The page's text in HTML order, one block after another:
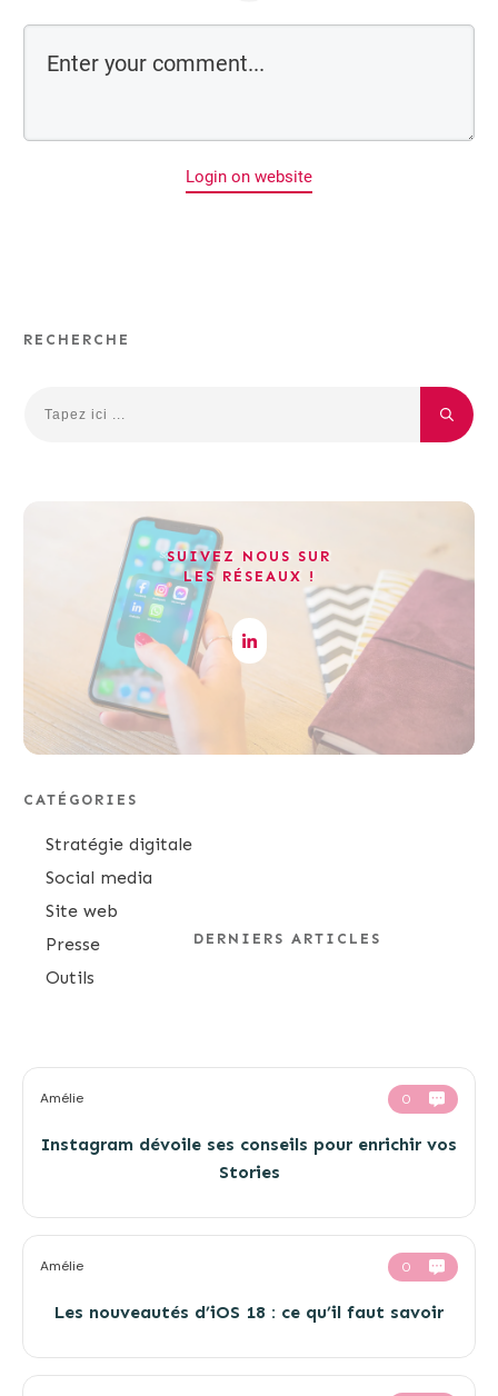
Login on website
RECHERCHE
SUIVEZ NOUS SUR
LES RÉSEAUX !
CATÉGORIES
Stratégie digitale
Social media
Site web
Presse
Outils
DERNIERS ARTICLES
Amélie 0
Instagram dévoile ses conseils pour enrichir vos
Stories
Amélie 0
Les nouveautés d’iOS 18 : ce qu’il faut savoir